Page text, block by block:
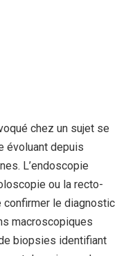
chez un sujet se
évoluant depuis
L’endoscopie
ou la recto-
le diagnostic
macroscopiques
biopsies identifiant